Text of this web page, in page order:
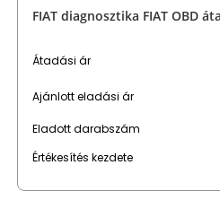
FIAT diagnosztika FIAT OBD
Átadási ár
Ajánlott eladási ár
Eladott darabszám
Értékesítés kezdete